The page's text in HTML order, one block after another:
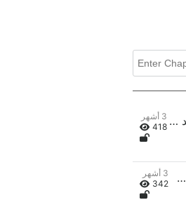
الفصل الثاني: حسناء المدرسة تريد الانفصال! جهد قليل، مكافأة عشرة آلاف ضعف! 3 أشهر
418
الفصل الرابع: الفتاة الثرية من نقابة من الفئة S! ضربة حاسمة! حصلت على عتاد من الرتبة الذهبية!
3 أشهر
342